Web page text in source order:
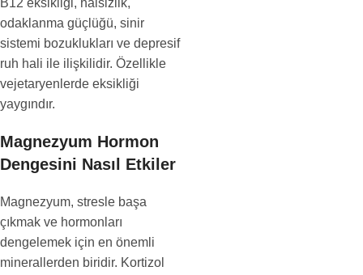
B12 eksikliği, halsizlik,
odaklanma güçlüğü, sinir
sistemi bozuklukları ve depresif
ruh hali ile ilişkilidir. Özellikle
vejetaryenlerde eksikliği
yaygındır.
Magnezyum Hormon
Dengesini Nasıl Etkiler
Magnezyum, stresle başa
çıkmak ve hormonları
dengelemek için en önemli
minerallerden biridir. Kortizol